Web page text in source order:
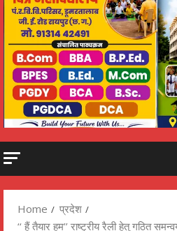
Home
प्रदेश
‘‘ हैं तैयार हम’’ राष्ट्रीय रैली हेतु गठित